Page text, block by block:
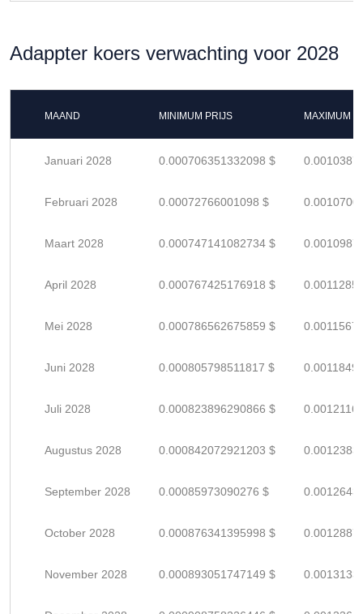
Adappter koers verwachting voor 2028
MAAND MINIMUM PRIJS MAXIMUM
Januari 2028 0.000706351332098 $
Februari 2028 0.00072766001098 $
Maart 2028 0.000747141082734 $
April 2028 0.000767425176918 $
Mei 2028 0.000786562675859 $
Juni 2028 0.000805798511817 $
Juli 2028 0.000823896290866 $
Augustus 2028 0.000842072921203 $
September 2028 0.00085973090276 $
October 2028 0.000876341395998 $
November 2028 0.000893051747149 $